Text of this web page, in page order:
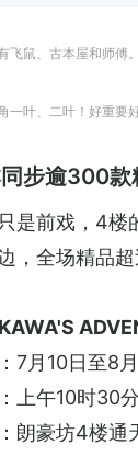
飞鼠、古本屋和师傅。
一叶、二叶！好重要
同步逾300款
是前戏，4楼
，全场精品超
7月10日至8
上午10时30
朗豪坊4楼通